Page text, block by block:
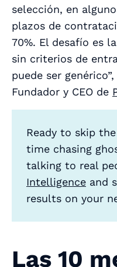
selección, en
plazos de
70%. El desafío es
sin criterios de
puede ser
Fundador y CEO de
Ready to skip
time chasing
talking to real
Intelligence and
results on your
Las 10